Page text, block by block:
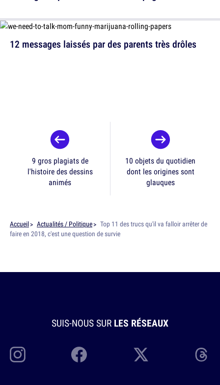
12 messages laissés par des parents très drôles
9 gros plagiats de
l'histoire des dessins
animés
10 objets du quotidien
dont les origines sont
glauques
Accueil Actualités / Politique
Top 11 des trucs qu'il va falloir arrêter de
faire en 2018, c'est une question de survie
SUIS-NOUS SUR LES RÉSEAUX